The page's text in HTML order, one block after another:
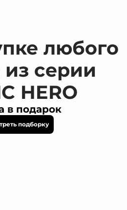
любого
из серии
HERO
в подарок
подборку